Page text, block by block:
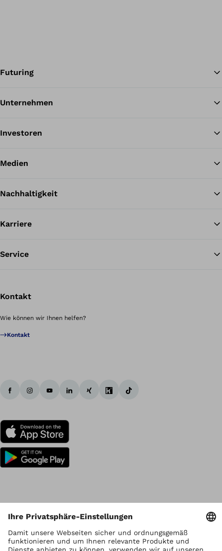
Futuring
Unternehmen
Investoren
Medien
Nachhaltigkeit
Karriere
Service
Kontakt
Wie können wir Ihnen helfen?
Kontakt
Datenschutzeinstellungen